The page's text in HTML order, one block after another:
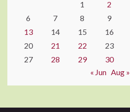
1
2
6
7 8 9
13
14 15 16
20
21 22 23
27
28 29 30
« Jun Aug »